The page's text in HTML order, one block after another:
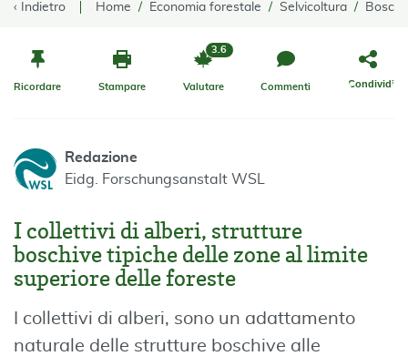
‹ Indietro Home Economia forestale Selvicoltura Bosco
Ricordare Stampare Valutare
3.6
Commenti Condividi
Redazione
Eidg. Forschungsanstalt WSL
I collettivi di alberi, strutture
boschive tipiche delle zone al limite
superiore delle foreste
I collettivi di alberi, sono un adattamento
naturale delle strutture boschive alle